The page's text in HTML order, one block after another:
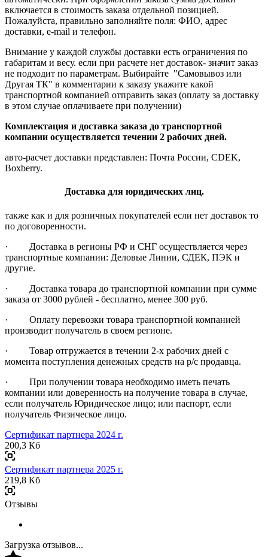
включается в стоимость заказа отдельной позицией.
Пожалуйста, правильно заполняйте поля: ФИО, адрес
доставки, e-mail и телефон.
Внимание у каждой службы доставки есть ограничения по
габаритам и весу. если при расчете нет доставок- значит заказ
не подходит по параметрам. Выбирайте "Самовывоз или
Другая ТК" в комментарии к заказу укажите какой
транспортной компанией отправить заказ (оплату за доставку
в этом случае оплачиваете при получении)
Комплектация и доставка заказа до транспортной
компании осуществляется течении 2 рабочих дней.
авто-расчет доставки представлен: Почта России, CDEK,
Boxberry.
Доставка для юридических лиц.
также как и для розничных покупателей если нет доставок то
по договоренности.
· Доставка в регионы РФ и СНГ осуществляется через
транспортные компании: Деловые Линии, СДЕК, ПЭК и
другие.
· Доставка товара до транспортной компании при сумме
заказа от 3000 рублей - бесплатно, менее 300 руб.
· Оплату перевозки товара транспортной компанией
производит получатель в своем регионе.
· Товар отгружается в течении 2-х рабочих дней с
момента поступления денежных средств на р/с продавца.
· При получении товара необходимо иметь печать
компании или доверенность на получение товара в случае,
если получатель Юридическое лицо; или паспорт, если
получатель Физическое лицо.
Сертификат партнера 2024 г.
200,3 Кб
Сертификат партнера 2025 г.
219,8 Кб
Отзывы
Загрузка отзывов...